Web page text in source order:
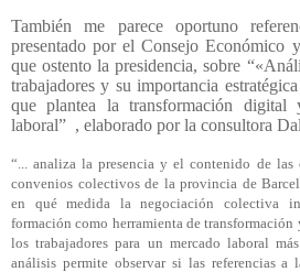
También me parece oportuno
presentado por el Consejo Económico
que ostento la presidencia, sobre
trabajadores y su importancia
que plantea la transformación digital
laboral” , elaborado por la consultora
“... analiza la presencia y el contenido de las
convenios colectivos de la provincia de
en qué medida la negociación colectiva
formación como herramienta de transformación
los trabajadores para un mercado laboral
análisis permite observar si las referencias a